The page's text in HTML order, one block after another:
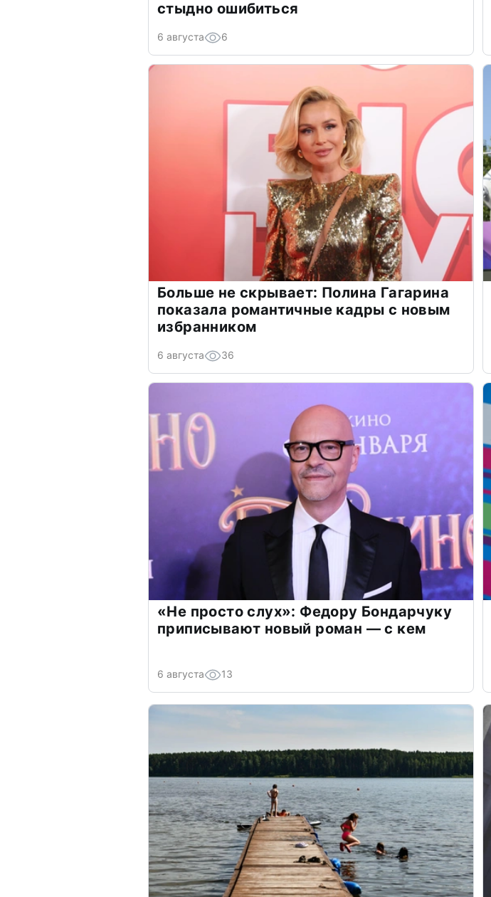
стыдно ошибиться
6 августа 6
Больше не скрывает: Полина Гагарина
показала романтичные кадры с новым
избранником
6 августа 36
«Не просто слух»: Федору Бондарчуку
приписывают новый роман — с кем
6 августа 13